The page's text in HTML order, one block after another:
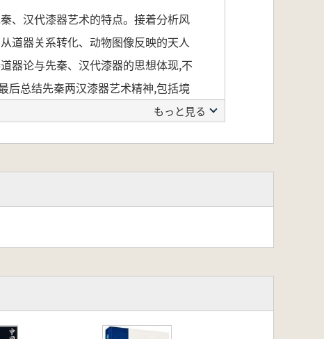
、汉代漆器艺术的特点。接着分析风
道器关系转化、动物图像反映的天人
器论与先秦、汉代漆器的思想体现,不
后总结先秦两汉漆器艺术精神,包括境
を示し、代表的な漆器の種類を紹介
巫教的要素の世俗化など、多角的な
したかなど、思想史的背景と造形表
総括し、それらが後世に与えた影響
もっと見る